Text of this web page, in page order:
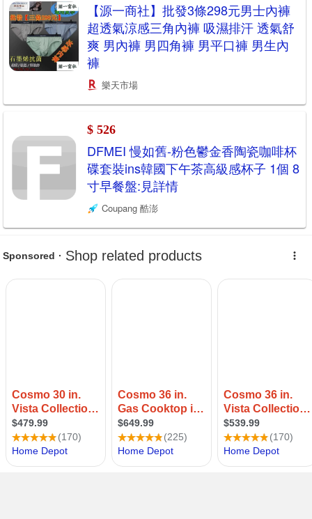
【源一商社】批發3條298元男士內褲
超透氣涼感三角內褲 吸濕排汗 透氣舒
爽 男內褲 男四角褲 男平口褲 男生內
褲
樂天市場
$ 526
DFMEI 慢如舊-粉色鬱金香陶瓷咖啡杯
碟套裝ins韓國下午茶高級感杯子 1個 8
寸早餐盤:見詳情
Coupang 酷澎